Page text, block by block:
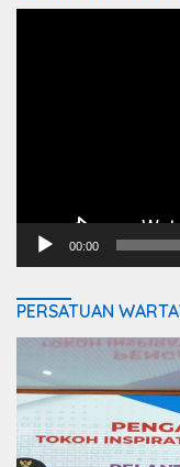
00:00
PERSATUAN